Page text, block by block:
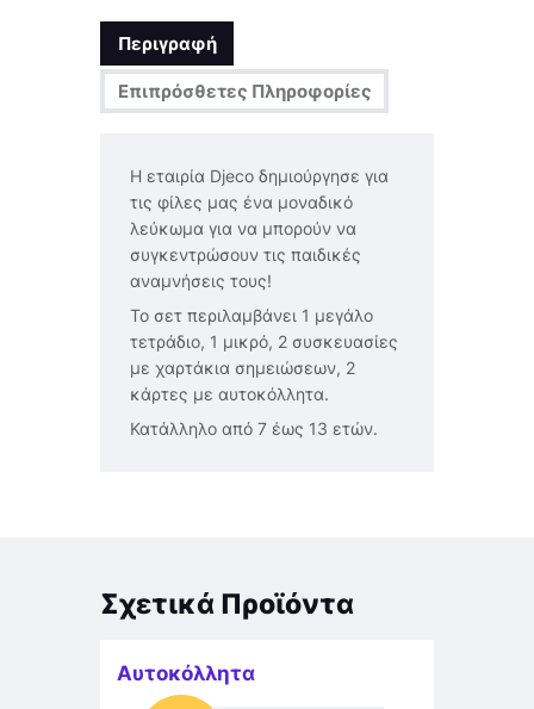
Περιγραφή
Επιπρόσθετες Πληροφορίες
Η εταιρία Djeco δημιούργησε για
τις φίλες μας ένα μοναδικό
λεύκωμα για να μπορούν να
συγκεντρώσουν τις παιδικές
αναμνήσεις τους!
Το σετ περιλαμβάνει 1 μεγάλο
τετράδιο, 1 μικρό, 2 συσκευασίες
με χαρτάκια σημειώσεων, 2
κάρτες με αυτοκόλλητα.
Κατάλληλο από 7 έως 13 ετών.
Σχετικά Προϊόντα
Αυτοκόλλητα